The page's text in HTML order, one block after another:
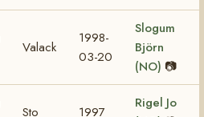
Valack
1998-
03-20
Slogum
Björn
(NO) 📷
Sto 1997
Rigel Jo